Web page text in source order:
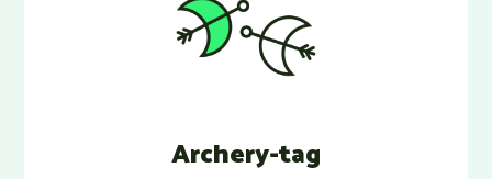
Archery-tag